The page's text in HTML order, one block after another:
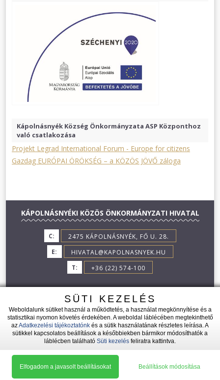
Kápolnásnyék Község Önkormányzata ASP Központhoz
való csatlakozása
Projekt Legrad International Forum - Europe for citizens
Gazdag EURÓPAI ÖRÖKSÉG – a KÖZÖS JÖVŐ záloga
KÁPOLNÁSNYÉKI KÖZÖS ÖNKORMÁNYZATI HIVATAL
C:
2475 KÁPOLNÁSNYÉK, FŐ U. 28.
E:
HIVATAL@KAPOLNASNYEK.HU
T:
+36 (22) 574-100
2026 © KÁPOLNÁSNYÉK - MINDEN JOG FENNTARTVA!
Készítette: L__IW
SÜTI KEZELÉS
Weboldalunk sütiket használ a működtetés, a használat megkönnyítése és a
statisztikai nyomon követés érdekében. A weboldal láblécében megtekinthető
azAdatkezelési tájékoztatónk és a sütik használatának részletes leírása. A
sütikkel kapcsolatos beállítások a későbbiekben bármikor módosíthatók a
láblécben található Süti kezelés feliratra kattintva.
Elfogadom a javasolt beállításokat Beállítások módosítása